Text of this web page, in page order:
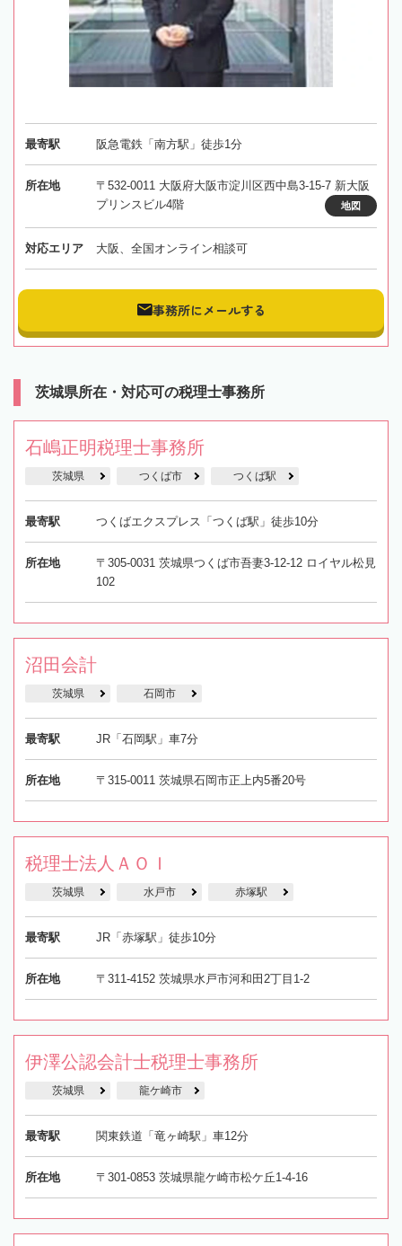
最寄駅 阪急電鉄「南方駅」徒歩1分
所在地
〒532-0011 大阪府大阪市淀川区西中島3-15-7 新大阪
プリンスビル4階
地図
対応エリア 大阪、全国オンライン相談可
事務所にメールする
茨城県所在・対応可の税理士事務所
石嶋正明税理士事務所
茨城県 つくば市 つくば駅
最寄駅 つくばエクスプレス「つくば駅」徒歩10分
所在地
〒305-0031 茨城県つくば市吾妻3-12-12 ロイヤル松見
102
沼田会計
茨城県 石岡市
最寄駅 JR「石岡駅」車7分
所在地 〒315-0011 茨城県石岡市正上内5番20号
税理士法人ＡＯＩ
茨城県 水戸市 赤塚駅
最寄駅 JR「赤塚駅」徒歩10分
所在地 〒311-4152 茨城県水戸市河和田2丁目1-2
伊澤公認会計士税理士事務所
茨城県 龍ケ崎市
最寄駅 関東鉄道「竜ヶ崎駅」車12分
所在地 〒301-0853 茨城県龍ケ崎市松ケ丘1-4-16